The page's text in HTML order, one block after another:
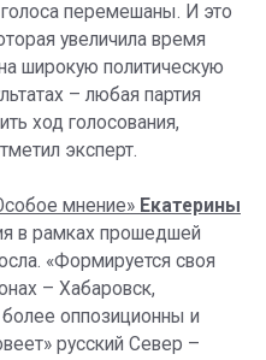
перемешаны. И это
увеличила время
широкую политическую
– любая партия
ход голосования,
эксперт.
мнение» Екатерины
в рамках прошедшей
«Формируется своя
– Хабаровск,
более оппозиционны и
русский Север –